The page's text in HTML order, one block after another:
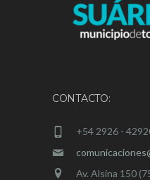
CONTACTO:
+54 2926 -
Av. Alsina 150